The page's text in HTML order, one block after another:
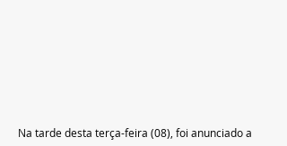
Na tarde desta terça-feira (08), foi anunciado a